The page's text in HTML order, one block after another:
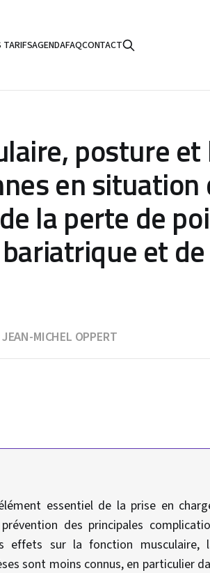
TARIFSAGENDAFAQCONTACT
posture
en situation
la perte de
et
JEAN-MICHEL OPPERT
essentiel de la prise en
des principales
effets sur la fonction
sont moins connus, en particulier